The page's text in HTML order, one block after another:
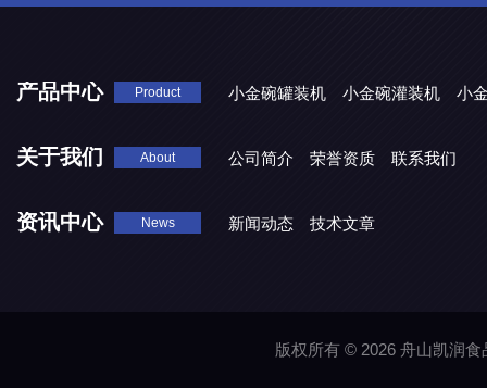
产品中心 Product 小金碗罐装机 小金碗灌装机 小
关于我们 About 公司简介 荣誉资质 联系我们
资讯中心 News 新闻动态 技术文章
版权所有 © 2026 舟山凯润